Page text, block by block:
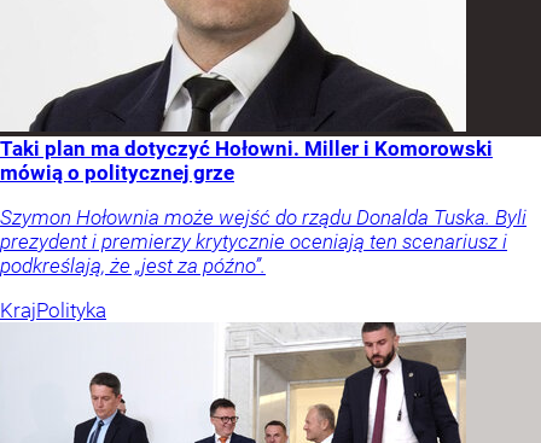
Taki plan ma dotyczyć Hołowni. Miller i Komorowski
mówią o politycznej grze
Szymon Hołownia może wejść do rządu Donalda Tuska. Byli
prezydent i premierzy krytycznie oceniają ten scenariusz i
podkreślają, że „jest za późno”.
KrajPolityka